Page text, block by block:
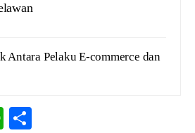
Antara Pelaku E-commerce dan
WhatsApp